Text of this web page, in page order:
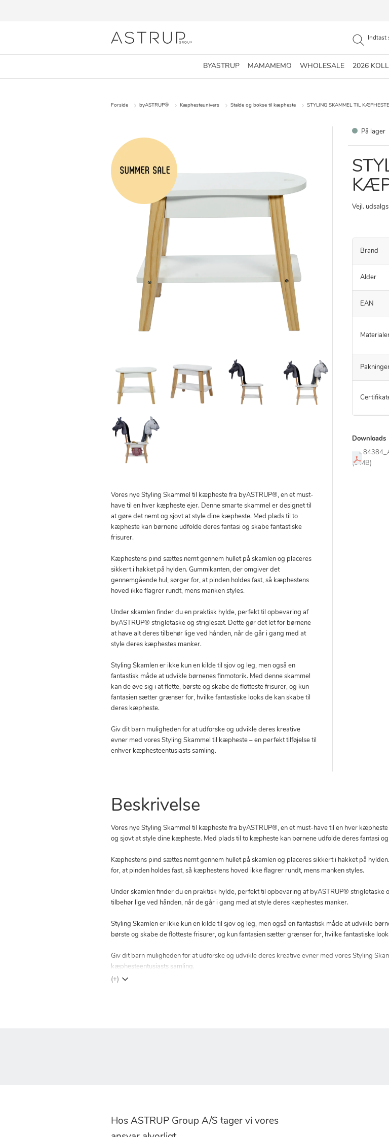
BYASTRUP MAMAMEMO WHOLESALE 2026
Forside byASTRUP® Kæphesteunivers Stalde og bokse til kæpheste STYLING SKAMMEL TIL KÆPHESTE
Vores nye Styling Skammel til kæpheste fra byASTRUP®, en et must-
have til en hver kæpheste ejer. Denne smarte skammel er designet til
at gøre det nemt og sjovt at style dine kæpheste. Med plads til to
kæpheste kan børnene udfolde deres fantasi og skabe fantastiske
frisurer.
Kæphestens pind sættes nemt gennem hullet på skamlen og placeres
sikkert i hakket på hylden. Gummikanten, der omgiver det
gennemgående hul, sørger for, at pinden holdes fast, så kæphestens
hoved ikke flagrer rundt, mens manken styles.
Under skamlen finder du en praktisk hylde, perfekt til opbevaring af
byASTRUP® strigletaske og striglesæt. Dette gør det let for børnene
at have alt deres tilbehør lige ved hånden, når de går i gang med at
style deres kæphestes manker.
Styling Skamlen er ikke kun en kilde til sjov og leg, men også en
fantastisk måde at udvikle børnenes finmotorik. Med denne skammel
kan de øve sig i at flette, børste og skabe de flotteste frisurer, og kun
fantasien sætter grænser for, hvilke fantastiske looks de kan skabe til
deres kæpheste.
Giv dit barn muligheden for at udforske og udvikle deres kreative
evner med vores Styling Skammel til kæpheste – en perfekt tilføjelse til
enhver kæphesteentusiasts samling.
På lager
Vejl.
Brand
Alder
EAN
Downloads
(5 MB)
Beskrivelse
Vores nye Styling Skammel til kæpheste fra byASTRUP®, en et must-have til en hver
og sjovt at style dine kæpheste. Med plads til to kæpheste kan børnene udfolde deres fantasi
Kæphestens pind sættes nemt gennem hullet på skamlen og placeres sikkert i hakket på
for, at pinden holdes fast, så kæphestens hoved ikke flagrer rundt, mens manken styles.
Under skamlen finder du en praktisk hylde, perfekt til opbevaring af byASTRUP®
tilbehør lige ved hånden, når de går i gang med at style deres kæphestes manker.
Styling Skamlen er ikke kun en kilde til sjov og leg, men også en fantastisk måde at udvikle
børste og skabe de flotteste frisurer, og kun fantasien sætter grænser for, hvilke fantastiske
Giv dit barn muligheden for at udforske og udvikle deres kreative evner med vores Styling
kæphesteentusiasts samling.
(+)
Hos ASTRUP Group A/S tager vi vores